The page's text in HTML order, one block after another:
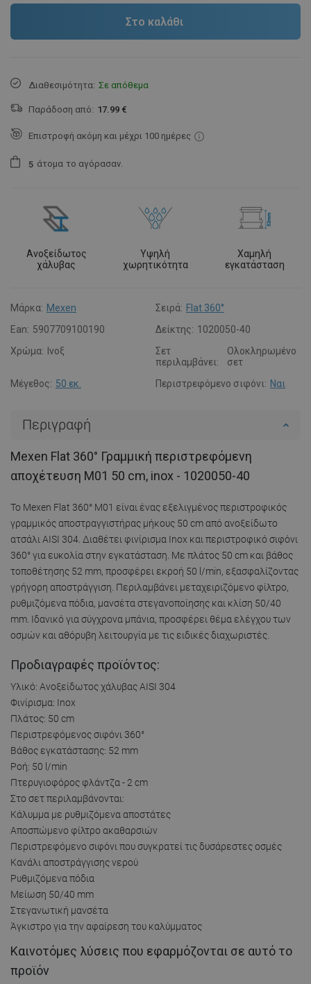
Στο καλάθι
Διαθεσιμότητα: Σε απόθεμα
Παράδοση από: 17.99 €
Επιστροφή ακόμη και μέχρι 100 ημέρες
5 άτομα το αγόρασαν.
Ανοξείδωτος
χάλυβας
Υψηλή
χωρητικότητα
Χαμηλή
εγκατάσταση
Μάρκα: Mexen Σειρά: Flat 360°
Ean: 5907709100190 Δείκτης: 1020050-40
Χρώμα: Ινοξ
Σετ
περιλαμβάνει:
Ολοκληρωμένο
σετ
Μέγεθος: 50 εκ. Περιστρεφόμενο σιφόνι: Ναι
Περιγραφή
Mexen Flat 360° Γραμμική περιστρεφόμενη
αποχέτευση M01 50 cm, inox - 1020050-40
Το Mexen Flat 360° M01 είναι ένας εξελιγμένος περιστροφικός
γραμμικός αποστραγγιστήρας μήκους 50 cm από ανοξείδωτο
ατσάλι AISI 304. Διαθέτει φινίρισμα Inox και περιστροφικό σιφόνι
360° για ευκολία στην εγκατάσταση. Με πλάτος 50 cm και βάθος
τοποθέτησης 52 mm, προσφέρει εκροή 50 l/min, εξασφαλίζοντας
γρήγορη αποστράγγιση. Περιλαμβάνει μεταχειριζόμενο φίλτρο,
ρυθμιζόμενα πόδια, μανσέτα στεγανοποίησης και κλίση 50/40
mm. Ιδανικό για σύγχρονα μπάνια, προσφέρει θέμα ελέγχου των
οσμών και αθόρυβη λειτουργία με τις ειδικές διαχωριστές.
Προδιαγραφές προϊόντος:
Υλικό: Ανοξείδωτος χάλυβας AISI 304
Φινίρισμα: Inox
Πλάτος: 50 cm
Περιστρεφόμενος σιφόνι 360°
Βάθος εγκατάστασης: 52 mm
Ροή: 50 l/min
Πτερυγιοφόρος φλάντζα - 2 cm
Στο σετ περιλαμβάνονται:
Κάλυμμα με ρυθμιζόμενα αποστάτες
Αποσπώμενο φίλτρο ακαθαρσιών
Περιστρεφόμενο σιφόνι που συγκρατεί τις δυσάρεστες οσμές
Κανάλι αποστράγγισης νερού
Ρυθμιζόμενα πόδια
Μείωση 50/40 mm
Στεγανωτική μανσέτα
Άγκιστρο για την αφαίρεση του καλύμματος
Καινοτόμες λύσεις που εφαρμόζονται σε αυτό το
προϊόν